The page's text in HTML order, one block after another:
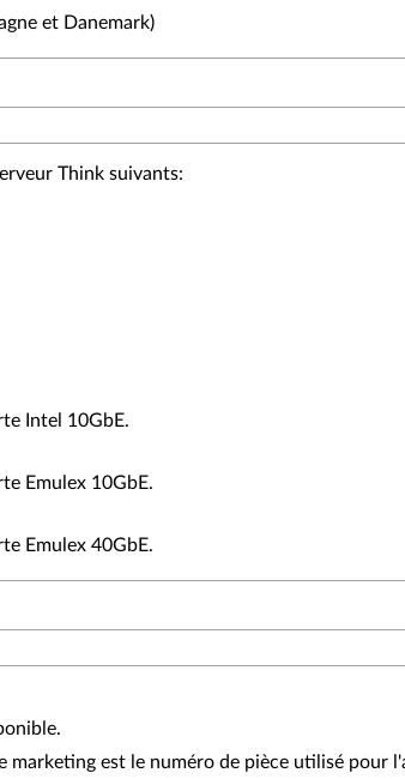
et Danemark)
Think suivants:
Intel 10GbE.
Emulex 10GbE.
Emulex 40GbE.
marketing est le numéro de pièce utilisé pour